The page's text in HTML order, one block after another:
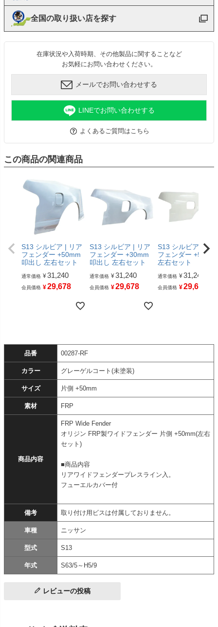
全国の取り扱い店を探す
在庫状況や入荷時期、その他製品に関することなど
お気軽にお問い合わせください。
メールでお問い合わせする
LINEでお問い合わせする
よくあるご質問はこちら
この商品の関連商品
S13 シルビア | リア
フェンダー +50mm
叩出し 左右セット
通常価格 ¥31,240
会員価格 ¥29,678
S13 シルビア | リア
フェンダー +30mm
叩出し 左右セット
通常価格 ¥31,240
会員価格 ¥29,678
S13 シルビア | リア
フェンダー +55mm
左右セット
通常価格 ¥31,240
会員価格 ¥29,678
品番 00287-RF
カラー グレーゲルコート(未塗装)
サイズ 片側 +50mm
素材 FRP
商品内容
FRP Wide Fender
オリジン FRP製ワイドフェンダー 片側 +50mm(左右
セット)
■商品内容
リアワイドフェンダープレスライン入。
フューエルカバー付
備考 取り付け用ビスは付属しておりません。
車種 ニッサン
型式 S13
年式 S63/5～H5/9
レビューの投稿